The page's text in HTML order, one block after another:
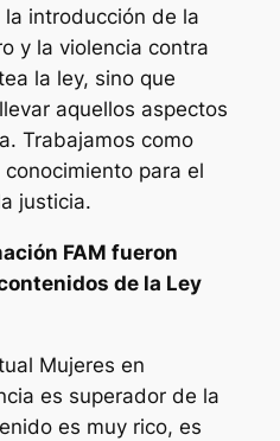
introducción de la
y la violencia contra
la ley, sino que
aquellos aspectos
Trabajamos como
para el
justicia.
FAM fueron
de la Ley
Mujeres en
es superador de la
es muy rico, es